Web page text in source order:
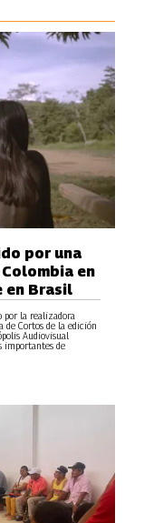
por la realizadora
de Cortos de la edición
Audiovisual
importantes de
por una
en
en Brasil